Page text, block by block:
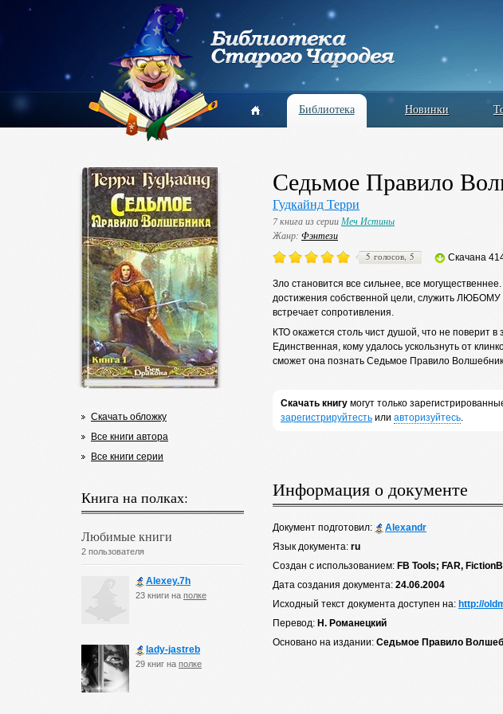
Библиотека Новинки
Скачать обложку
Все книги автора
Все книги серии
Книга на полках:
Любимые книги
2 пользователя
Alexey.7h
23 книги на полке
lady-jastreb
29 книг на полке
Седьмое Правило
Гудкайнд Терри
7 книга из серии Меч Истины
Жанр: Фэнтези
5 голосов, 5 Скачана
Зло становится все сильнее, все
достижения собственной цели, служить
встречает сопротивления.
КТО окажется столь чист душой, что не поверит
Единственная, кому удалось ускользнуть от
сможет она познать Седьмое Правило
Скачать книгу могут только
зарегистрируйтесть или авторизуйтесь.
Информация о документе
Документ подготовил:
Alexandr
Язык документа: ru
Создан с использованием: FB Tools; FAR,
Дата создания документа: 24.06.2004
Исходный текст документа доступен на: http://
Перевод: Н. Романецкий
Основано на издании: Седьмое Правило